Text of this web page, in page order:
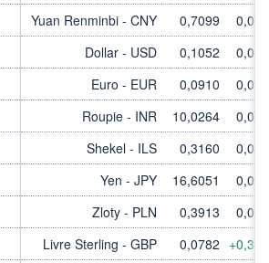
Yuan Renminbi - CNY 0,7099
Dollar - USD 0,1052
Euro - EUR 0,0910
Roupie - INR 10,0264
Shekel - ILS 0,3160
Yen - JPY 16,6051
Zloty - PLN 0,3913
Livre Sterling - GBP 0,0782